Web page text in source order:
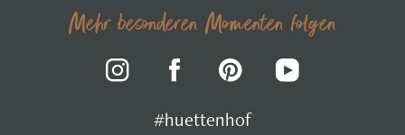
Mehr besonderen Momenten folgen
#huettenhof